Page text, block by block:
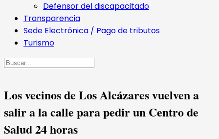
Defensor del discapacitado
Transparencia
Sede Electrónica / Pago de tributos
Turismo
Buscar
Los vecinos de Los Alcázares vuelven a
salir a la calle para pedir un Centro de
Salud 24 horas